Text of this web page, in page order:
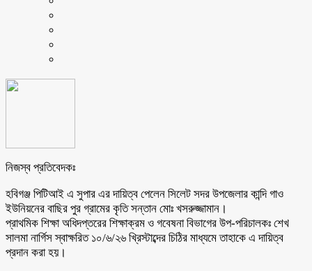
নিজস্ব প্রতিবেদকঃ
হবিগঞ্জ পিটিআই এ সুপার এর দায়িত্ব পেলেন সিলেট সদর উপজেলার কান্দি গাও
ইউনিয়নের বাছির পুর গ্রামের কৃতি সন্তান মোঃ খসরুজ্জামান।
প্রাথমিক শিক্ষা অধিদপ্তরের শিক্ষাক্রম ও গবেষনা বিভাগের উপ-পরিচালকঃ শেখ
সালমা নার্গিস স্বাক্ষরিত ১০/৬/২৬ খ্রিস্টাব্দের চিঠির মাধ্যমে তাহাকে এ দায়িত্ব
প্রদান করা হয়।